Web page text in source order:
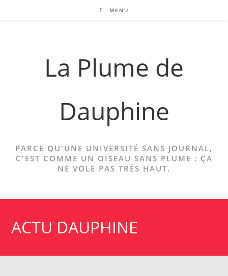
MENU
La Plume de
Dauphine
PARCE QU'UNE UNIVERSITÉ SANS JOURNAL,
C'EST COMME UN OISEAU SANS PLUME : ÇA
NE VOLE PAS TRÈS HAUT.
ACTU DAUPHINE